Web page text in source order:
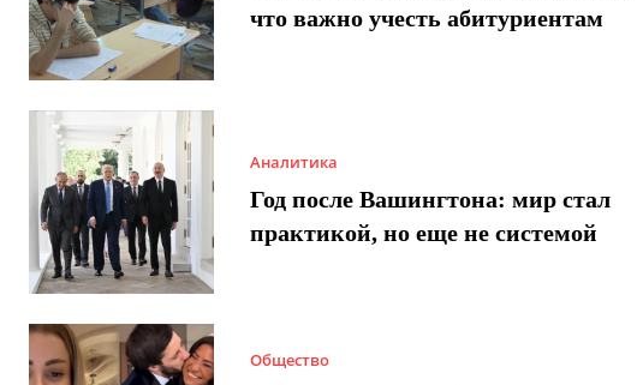
что важно учесть абитуриентам
Аналитика
Год после Вашингтона: мир стал
практикой, но еще не системой
Общество